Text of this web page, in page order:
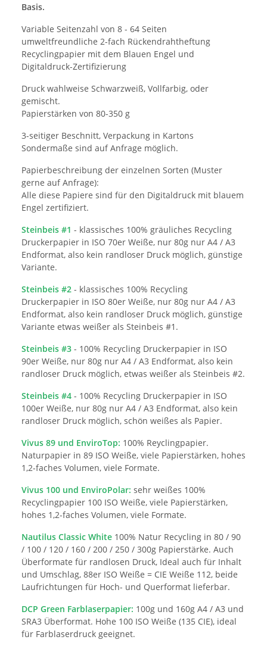
Basis.
Variable Seitenzahl von 8 - 64 Seiten
umweltfreundliche 2-fach Rückendrahtheftung
Recyclingpapier mit dem Blauen Engel und
Digitaldruck-Zertifizierung
Druck wahlweise Schwarzweiß, Vollfarbig, oder
gemischt.
Papierstärken von 80-350 g
3-seitiger Beschnitt, Verpackung in Kartons
Sondermaße sind auf Anfrage möglich.
Papierbeschreibung der einzelnen Sorten (Muster
gerne auf Anfrage):
Alle diese Papiere sind für den Digitaldruck mit blauem
Engel zertifiziert.
Steinbeis #1 - klassisches 100% gräuliches Recycling
Druckerpapier in ISO 70er Weiße, nur 80g nur A4 / A3
Endformat, also kein randloser Druck möglich, günstige
Variante.
Steinbeis #2 - klassisches 100% Recycling
Druckerpapier in ISO 80er Weiße, nur 80g nur A4 / A3
Endformat, also kein randloser Druck möglich, günstige
Variante etwas weißer als Steinbeis #1.
Steinbeis #3 - 100% Recycling Druckerpapier in ISO
90er Weiße, nur 80g nur A4 / A3 Endformat, also kein
randloser Druck möglich, etwas weißer als Steinbeis #2.
Steinbeis #4 - 100% Recycling Druckerpapier in ISO
100er Weiße, nur 80g nur A4 / A3 Endformat, also kein
randloser Druck möglich, schön weißes als Papier.
Vivus 89 und EnviroTop: 100% Reyclingpapier.
Naturpapier in 89 ISO Weiße, viele Papierstärken, hohes
1,2-faches Volumen, viele Formate.
Vivus 100 und EnviroPolar: sehr weißes 100%
Recyclingpapier 100 ISO Weiße, viele Papierstärken,
hohes 1,2-faches Volumen, viele Formate.
Nautilus Classic White 100% Natur Recycling in 80 / 90
/ 100 / 120 / 160 / 200 / 250 / 300g Papierstärke. Auch
Überformate für randlosen Druck, Ideal auch für Inhalt
und Umschlag, 88er ISO Weiße = CIE Weiße 112, beide
Laufrichtungen für Hoch- und Querformat lieferbar.
DCP Green Farblaserpapier: 100g und 160g A4 / A3 und
SRA3 Überformat. Hohe 100 ISO Weiße (135 CIE), ideal
für Farblaserdruck geeignet.